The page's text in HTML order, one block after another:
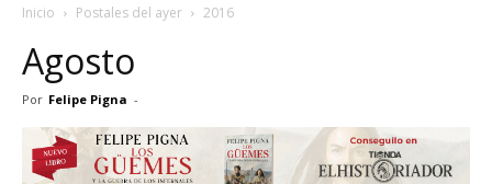
Inicio Postales del ayer 2016
Agosto
Por Felipe Pigna -